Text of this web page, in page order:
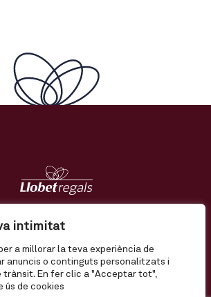
intimitat
a millorar la teva experiència de
anuncis o continguts personalitzats i
trànsit. En fer clic a "Acceptar tot",
ús de cookies
Tendències
Enviament Termes i condicions
Política de qualitat Avís legal